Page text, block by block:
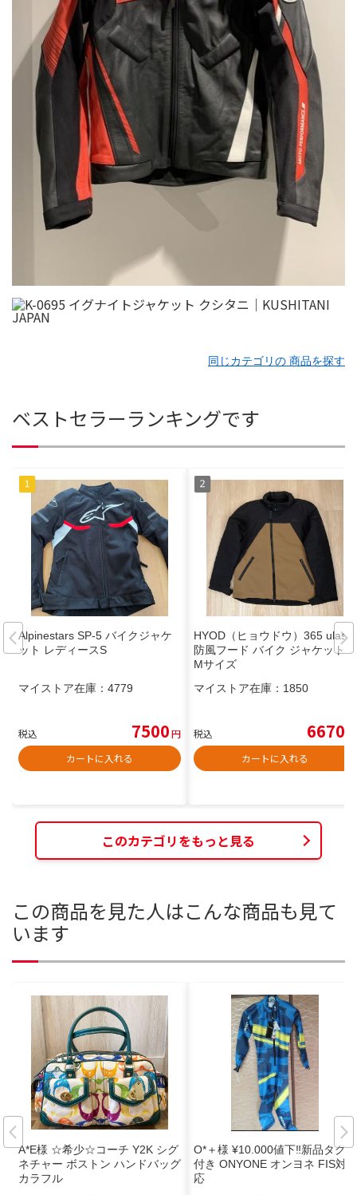
同じカテゴリの 商品を探す
ベストセラーランキングです
Alpinestars SP-5 バイクジャケ
ット レディースS
マイストア在庫： 4779
税込 7500円
カートに入れる
HYOD（ヒョウドウ）365 ulas
防風フード バイク ジャケット
Mサイズ
マイストア在庫： 1850
税込 6670
カートに入れる
このカテゴリをもっと見る
この商品を見た人はこんな商品も見て
います
A*E様 ☆希少☆コーチ Y2K シグ
ネチャー ボストン ハンドバッグ
カラフル
O*＋様 ¥10.000値下‼️新品タグ
付き ONYONE オンヨネ FIS対
応